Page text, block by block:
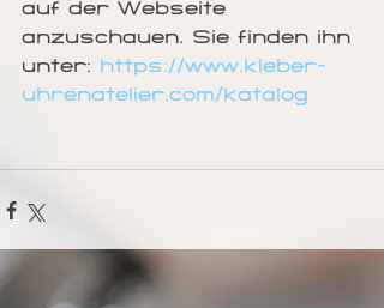
auf der Webseite
anzuschauen. Sie finden ihn
unter: https://www.kleber-
uhrenatelier.com/katalog